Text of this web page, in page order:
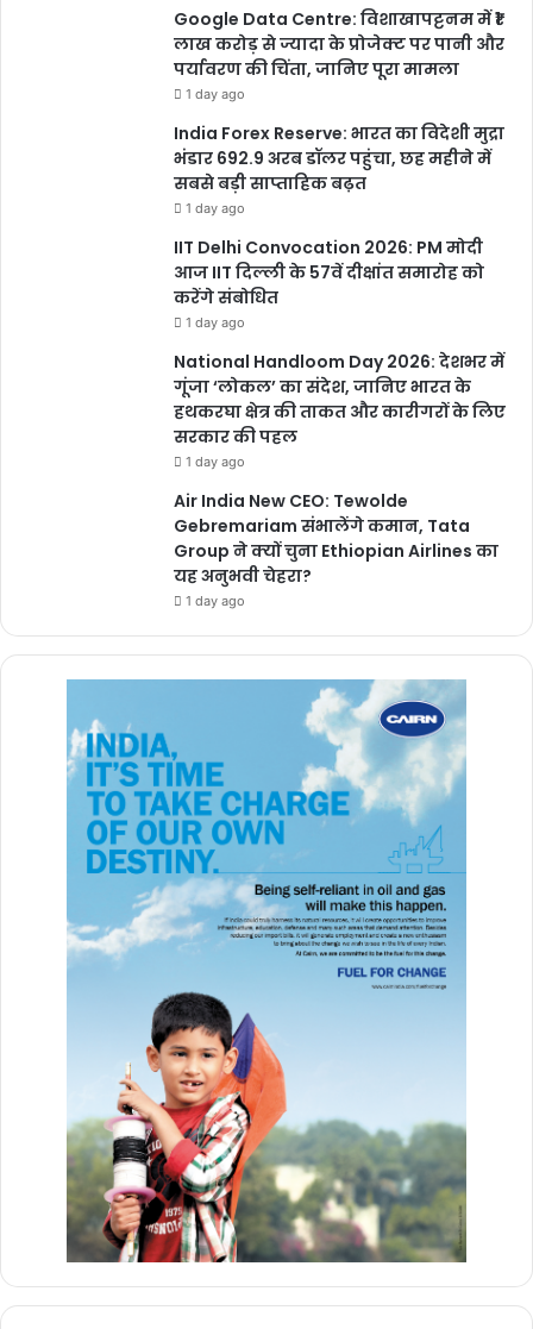
Google Data Centre: विशाखापट्टनम में ₹1
लाख करोड़ से ज्यादा के प्रोजेक्ट पर पानी और
पर्यावरण की चिंता, जानिए पूरा मामला
1 day ago
India Forex Reserve: भारत का विदेशी मुद्रा
भंडार 692.9 अरब डॉलर पहुंचा, छह महीने में
सबसे बड़ी साप्ताहिक बढ़त
1 day ago
IIT Delhi Convocation 2026: PM मोदी
आज IIT दिल्ली के 57वें दीक्षांत समारोह को
करेंगे संबोधित
1 day ago
National Handloom Day 2026: देशभर में
गूंजा ‘लोकल’ का संदेश, जानिए भारत के
हथकरघा क्षेत्र की ताकत और कारीगरों के लिए
सरकार की पहल
1 day ago
Air India New CEO: Tewolde
Gebremariam संभालेंगे कमान, Tata
Group ने क्यों चुना Ethiopian Airlines का
यह अनुभवी चेहरा?
1 day ago